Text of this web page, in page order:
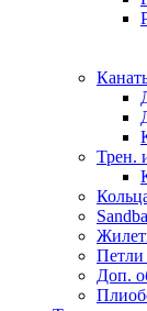
Трен.
Доп.